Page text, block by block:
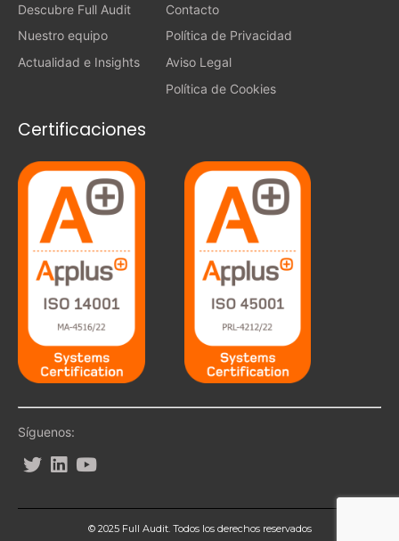
Descubre Full Audit
Nuestro equipo
Actualidad e Insights
Contacto
Política de Privacidad
Aviso Legal
Política de Cookies
Certificaciones
Síguenos:
© 2025 Full Audit. Todos los derechos reservados